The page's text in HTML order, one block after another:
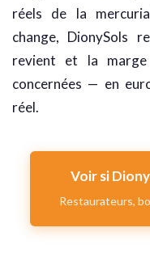
réels de la
change, DionySols
revient et la
concernées — en
réel.
Voir si
Restaurateurs,